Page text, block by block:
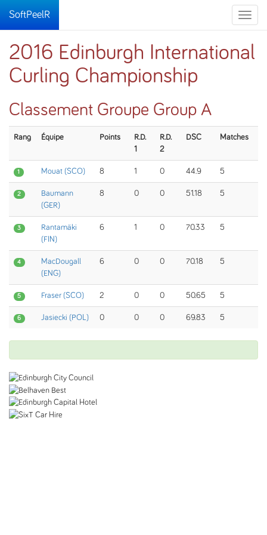
Toggle
SoftPeelR
2016 Edinburgh International
Curling Championship
Classement Groupe Group A
Rang Équipe Points
R.D.
1
R.D.
2
DSC Matches
1 Mouat (SCO) 8 1 0 44.9 5
2
Baumann
(GER)
8 0 0 51.18 5
3
Rantamäki
(FIN)
6 1 0 70.33 5
4
MacDougall
(ENG)
6 0 0 70.18 5
5 Fraser (SCO) 2 0 0 50.65 5
6 Jasiecki (POL) 0 0 0 69.83 5